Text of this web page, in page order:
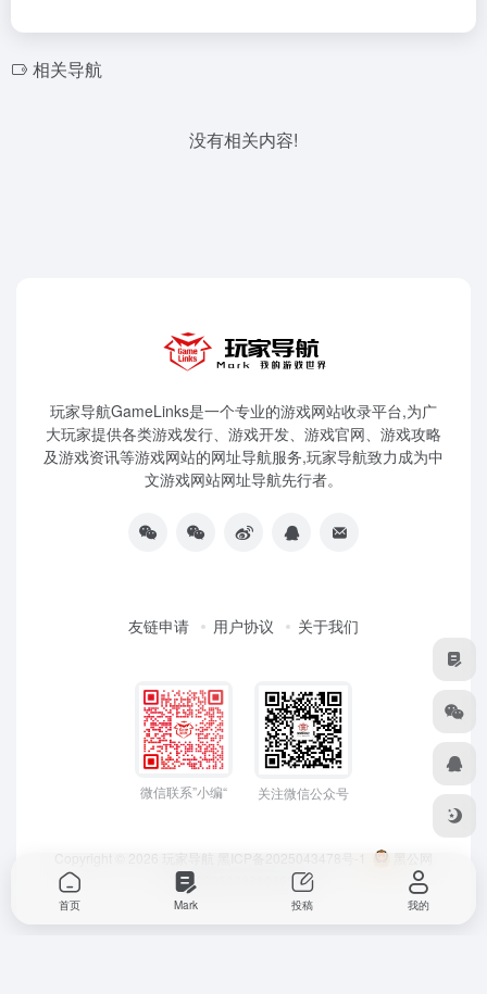
相关导航
没有相关内容!
玩家导航GameLinks是一个专业的游戏网站收录平台,为广
大玩家提供各类游戏发行、游戏开发、游戏官网、游戏攻略
及游戏资讯等游戏网站的网址导航服务,玩家导航致力成为中
文游戏网站网址导航先行者。
友链申请 用户协议 关于我们
微信联系”小编“ 关注微信公众号
Copyright © 2026 玩家导航 黑ICP备2025043478号-1
黑公网
安备23050202000033号
首页 Mark 投稿 我的